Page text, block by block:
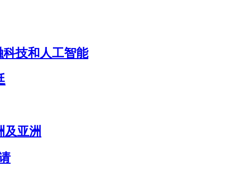
科技和人工智能
及亚洲